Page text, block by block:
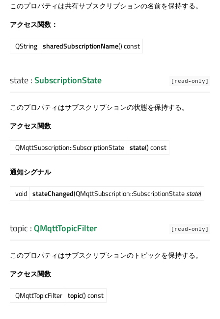
このプロパティは共有サブスクリプションの名前を保持する。
アクセス関数：
QString sharedSubscriptionName() const
[read-only]
state:SubscriptionState
このプロパティはサブスクリプションの状態を保持する。
アクセス関数
QMqttSubscription::SubscriptionState state() const
通知シグナル
void stateChanged(QMqttSubscription::SubscriptionStatestate)
[read-only]
topic :QMqttTopicFilter
このプロパティはサブスクリプションのトピックを保持する。
アクセス関数
QMqttTopicFilter topic() const